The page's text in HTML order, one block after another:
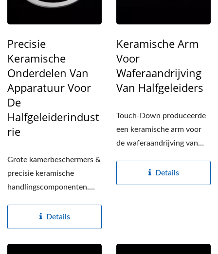
Precisie
Keramische
Onderdelen Van
Apparatuur Voor
De
Halfgeleiderindust
Rie
Grote kamerbeschermers &
precisie keramische
handlingscomponenten.
Details
Keramische Arm
Voor
Waferaandrijving
Van Halfgeleiders
Touch-Down produceerde
een keramische arm voor
de waferaandrijving van
Details